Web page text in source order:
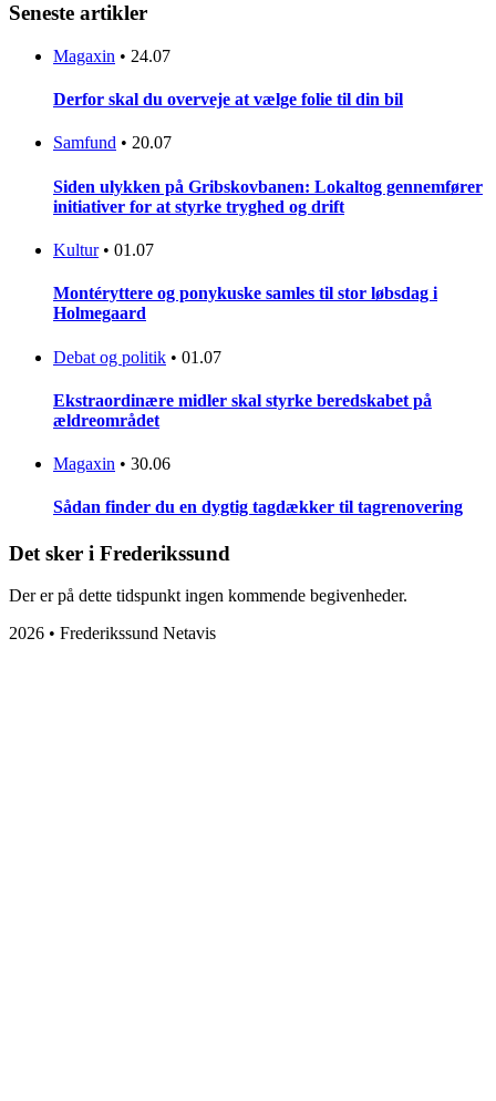
Seneste artikler
Magaxin • 24.07
Derfor skal du overveje at vælge folie til din bil
Samfund • 20.07
Siden ulykken på Gribskovbanen: Lokaltog gennemfører
initiativer for at styrke tryghed og drift
Kultur • 01.07
Montéryttere og ponykuske samles til stor løbsdag i
Holmegaard
Debat og politik • 01.07
Ekstraordinære midler skal styrke beredskabet på
ældreområdet
Magaxin • 30.06
Sådan finder du en dygtig tagdækker til tagrenovering
Det sker i Frederikssund
Der er på dette tidspunkt ingen kommende begivenheder.
2026 • Frederikssund Netavis